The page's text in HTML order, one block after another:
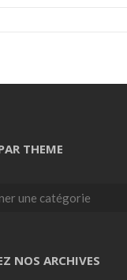
THEME
NOS ARCHIVES